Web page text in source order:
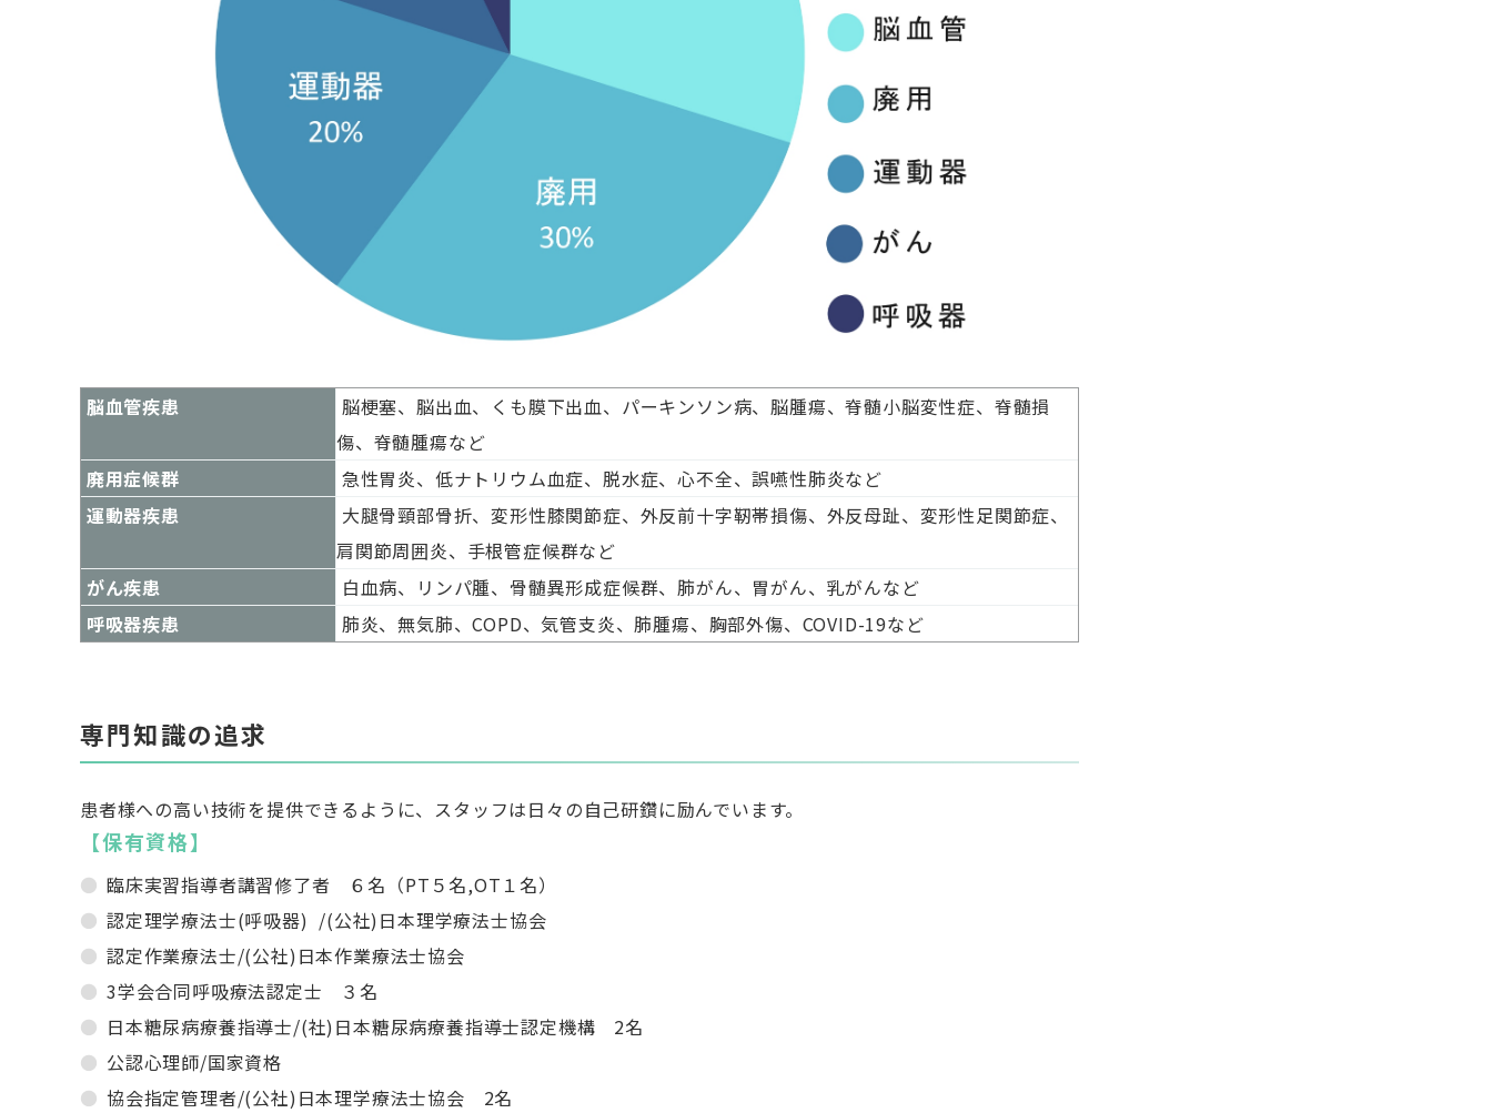
脳血管疾患
脳梗塞、脳出血、くも膜下出血、パーキンソン病、脳腫瘍、脊髄小脳変性症、脊髄損
傷、脊髄腫瘍など
廃用症候群
急性胃炎、低ナトリウム血症、脱水症、心不全、誤嚥性肺炎など
運動器疾患
大腿骨頸部骨折、変形性膝関節症、外反前十字靭帯損傷、外反母趾、変形性足関節症、
肩関節周囲炎、手根管症候群など
がん疾患
白血病、リンパ腫、骨髄異形成症候群、肺がん、胃がん、乳がんなど
呼吸器疾患
肺炎、無気肺、COPD、気管支炎、肺腫瘍、胸部外傷、 COVID-19など
専門知識の追求
患者様への高い技術を提供できるように、スタッフは日々の自己研鑽に励んでいます。
【保有資格】
臨床実習指導者講習修了者 ６名（PT ５名,OT １名）
認定理学療法士(呼吸器) /(公社)日本理学療法士協会
認定作業療法士/(公社)日本作業療法士協会
3学会合同呼吸療法認定士 ３名
日本糖尿病療養指導士/(社)日本糖尿病療養指導士認定機構 2名
公認心理師/国家資格
協会指定管理者/(公社)日本理学療法士協会 2名